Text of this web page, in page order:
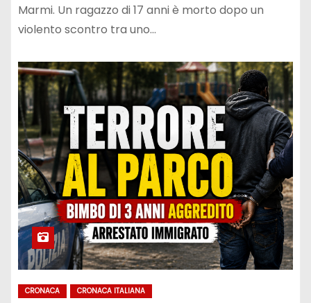
Marmi. Un ragazzo di 17 anni è morto dopo un
violento scontro tra uno…
CRONACA CRONACA ITALIANA